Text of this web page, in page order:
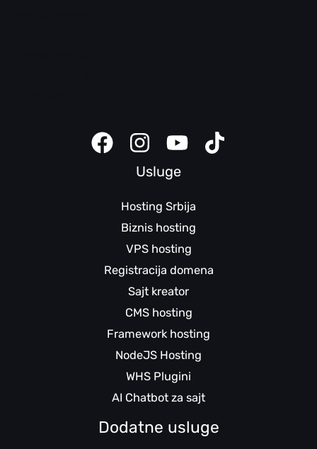
Usluge
Hosting Srbija
Biznis hosting
VPS hosting
Registracija domena
Sajt kreator
CMS hosting
Framework hosting
NodeJS Hosting
WHS Plugini
AI Chatbot za sajt
Dodatne usluge